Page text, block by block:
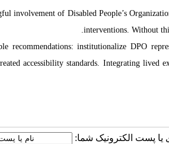
involvement of Disabled People’s
interventions. Without
recommendations: institutionalize DPO
accessibility standards. Integrating
یا پست الکترونیک شما: